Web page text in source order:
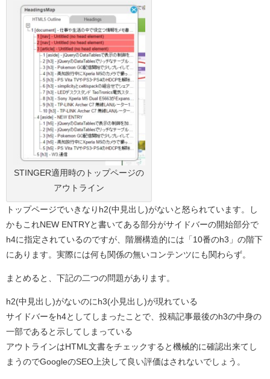
STINGER適用時のトップページの
アウトライン
トップページでいきなりh2(中見出し)がないと怒られています。し
かもこれNEW ENTRYと書いてある部分がサイドバーの開始部分で
h4に指定されているのですが、階層構造的には「10番のh3」の階下
にあります。実際には何も関係の無いコンテンツにも関わらず。
まとめると、下記の二つの問題があります。
h2(中見出し)がないのにh3(小見出し)が現れている
サイドバーをh4としてしまったことで、投稿記事最後のh3の中身の
一部であると示してしまっている
アウトラインはHTML文書をチェックすると機械的に確認出来てし
まうのでGoogleのSEO上決して良い評価はされないでしょう。